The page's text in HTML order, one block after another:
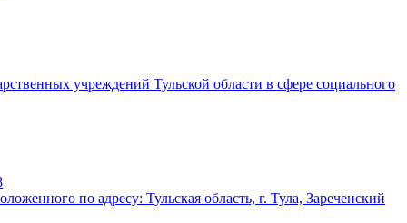
учреждений Тульской области в сфере социального
по адресу: Тульская область, г. Тула, Зареченский